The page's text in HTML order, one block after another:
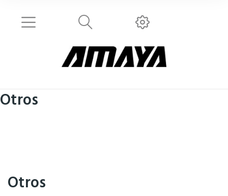
Otros
Otros